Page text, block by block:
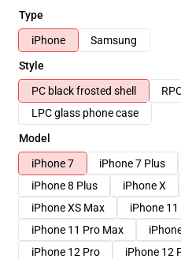
Type
iPhone
Samsung
Style
PC black frosted shell
LPC glass phone case
Model
iPhone 7
iPhone 7 Plus
iPhone 8 Plus
iPhone X
iPhone XS Max
iPhone 11
iPhone 11 Pro Max
iPhone 12 Pro
iPhone 12